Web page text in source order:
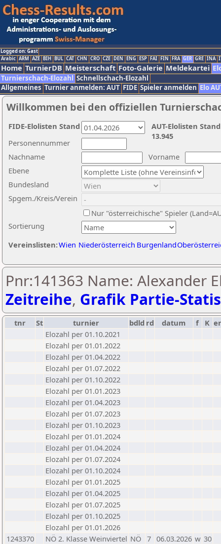
Logged on: Gast
Arabic ARM AZE BIH BUL CAT CHN CRO CZE DEN ENG ESP FAI FIN FRA GER GRE INA
Home TurnierDB Meisterschaft Foto-Galerie Meldekartei
Turnierschach-Elozahl Schnellschach-Elozahl
Allgemeines Turnier anmelden: AUT FIDE Spieler anmelden Elo
Willkommen bei den offiziellen
Nachname
Vorname
Ebene
Sortierung
Personennummer
Bundesland
Spgem./Kreis/Verein
Nur "österreichische" Spieler
Vereinslisten:Wien Niederösterreich Burgenland
AUT-Elolisten
13.945
FIDE-Elolisten Stand
Pnr:141363 Name: Alexander
Zeitreihe, Grafik Partie-
tnr St turnier bdld rd datum f K
Elozahl per 01.10.2021
Elozahl per 01.01.2022
Elozahl per 01.04.2022
Elozahl per 01.07.2022
Elozahl per 01.10.2022
Elozahl per 01.01.2023
Elozahl per 01.04.2023
Elozahl per 01.07.2023
Elozahl per 01.10.2023
Elozahl per 01.01.2024
Elozahl per 01.04.2024
Elozahl per 01.07.2024
Elozahl per 01.10.2024
Elozahl per 01.01.2025
Elozahl per 01.04.2025
Elozahl per 01.07.2025
Elozahl per 01.10.2025
Elozahl per 01.01.2026
1243370
NÖ 2. Klasse Weinviertel NÖ 7 06.03.2026 w 30